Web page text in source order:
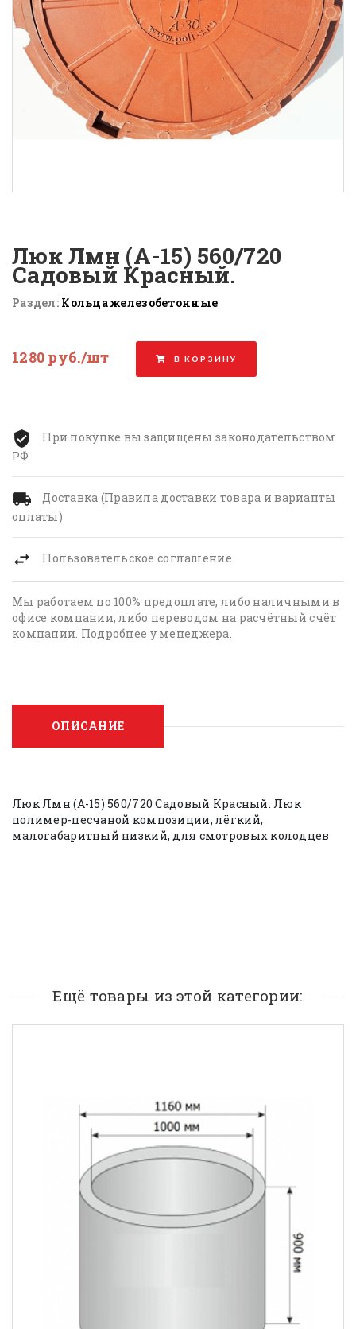
Люк Лмн (А-15) 560/720
Садовый Красный.
Раздел: Кольца железобетонные
1280 руб./шт В КОРЗИНУ
При покупке вы защищены законодательством
РФ
Доставка (Правила доставки товара и варианты
оплаты)
Пользовательское соглашение
Мы работаем по 100% предоплате, либо наличными в
офисе компании, либо переводом на расчётный счёт
компании. Подробнее у менеджера.
ОПИСАНИЕ
Люк Лмн (А-15) 560/720 Садовый Красный. Люк
полимер-песчаной композиции, лёгкий,
малогабаритный низкий, для смотровых колодцев
Ещё товары из этой категории: